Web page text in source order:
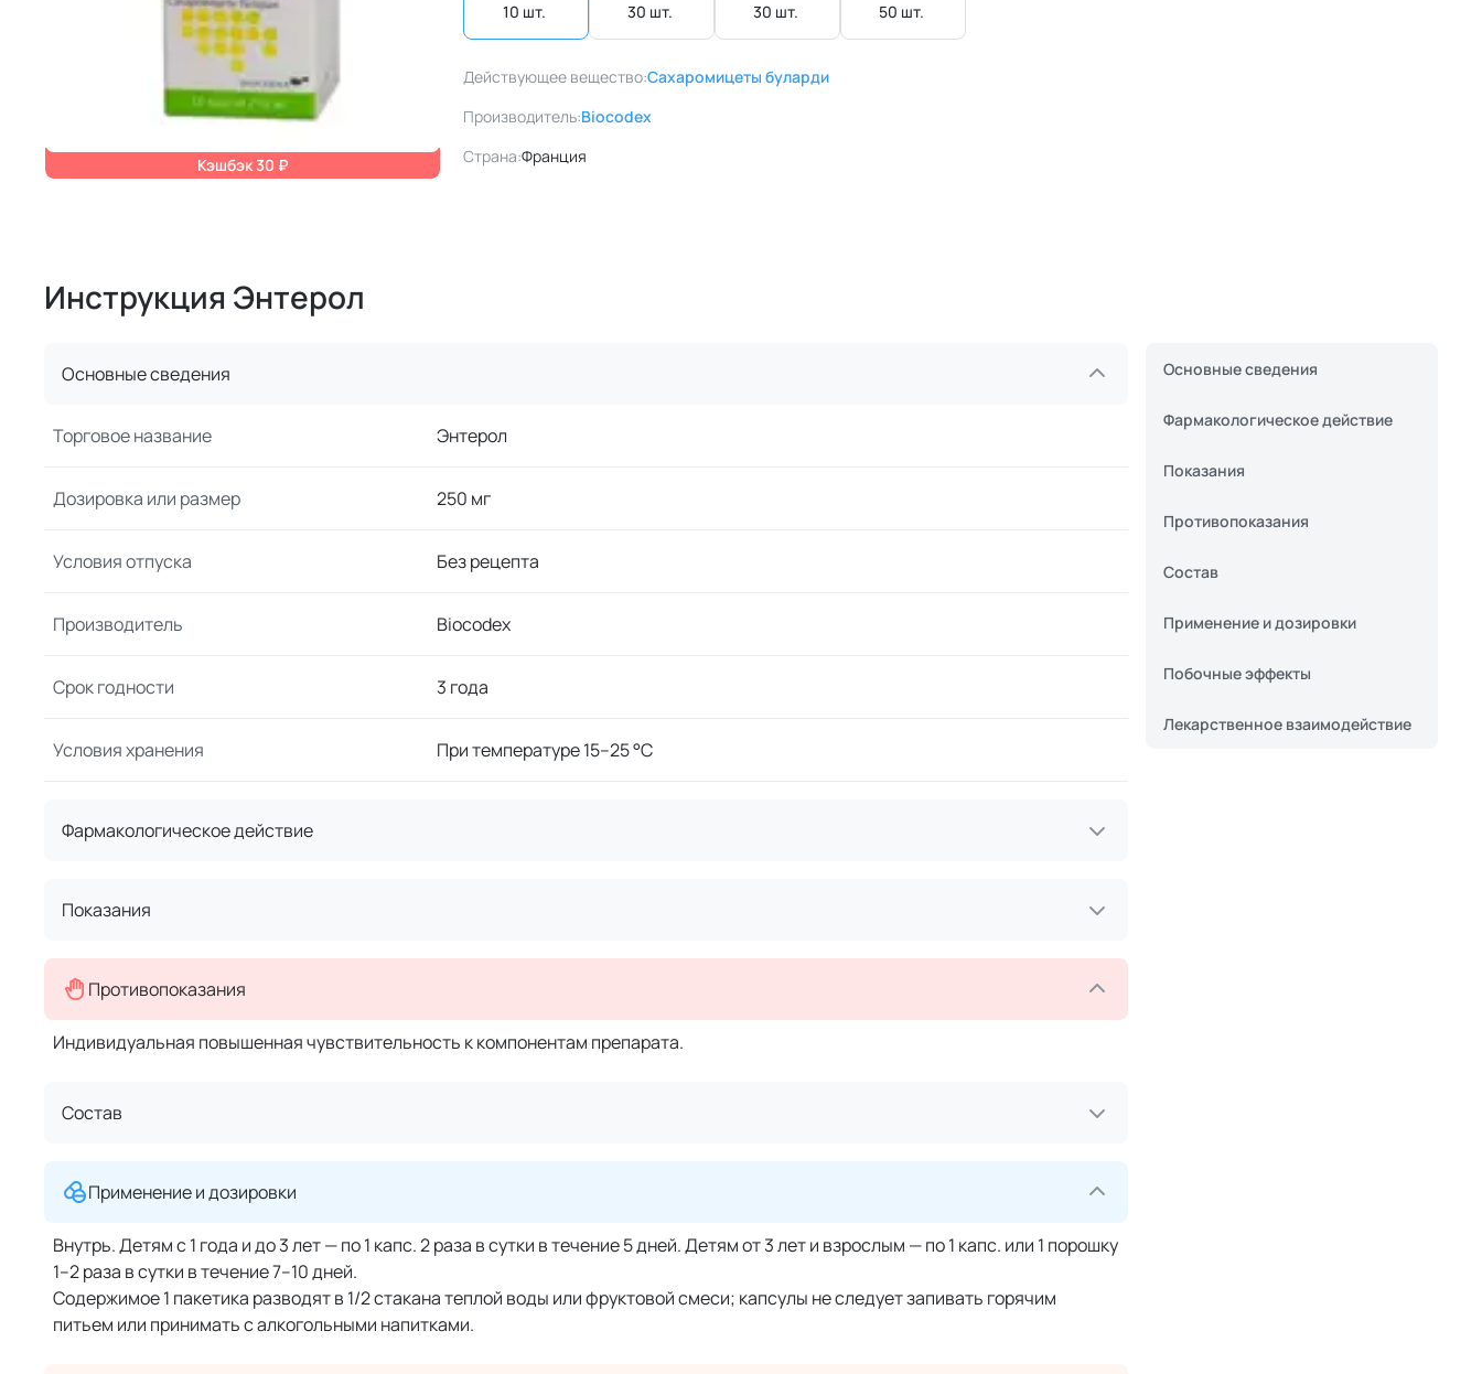
Кэшбэк 30 ₽
10 шт. 30 шт. 30 шт. 50 шт.
Действующее вещество:Сахаромицеты буларди
Производитель:Biocodex
Страна:Франция
Инструкция Энтерол
Основные сведения
Торговое название Энтерол
Дозировка или размер 250 мг
Условия отпуска Без рецепта
Производитель Biocodex
Срок годности 3 года
Условия хранения При температуре 15–25 °C
Фармакологическое действие
Показания
Противопоказания
Индивидуальная повышенная чувствительность к компонентам препарата.
Состав
Применение и дозировки
Внутрь. Детям с 1 года и до 3 лет — по 1 капс. 2 раза в сутки в течение 5 дней. Детям от 3 лет и взрослым — по 1 капс. или 1 порошку
1–2 раза в сутки в течение 7–10 дней.
Содержимое 1 пакетика разводят в 1/2 стакана теплой воды или фруктовой смеси; капсулы не следует запивать горячим
питьем или принимать с алкогольными напитками.
Основные сведения
Фармакологическое действие
Показания
Противопоказания
Состав
Применение и дозировки
Побочные эффекты
Лекарственное взаимодействие